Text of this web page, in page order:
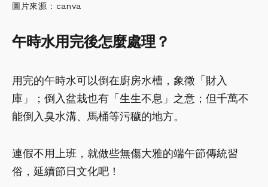
圖片來源：canva
午時水用完後怎麼處理？
用完的午時水可以倒在廚房水槽，象徵「財入
庫」；倒入盆栽也有「生生不息」之意；但千萬不
能倒入臭水溝、馬桶等污穢的地方。
連假不用上班，就做些無傷大雅的端午節傳統習
俗，延續節日文化吧！